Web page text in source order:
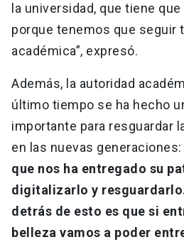
la universidad, que tiene
porque tenemos que seguir
académica”, expresó.
Además, la autoridad
último tiempo se ha hecho
importante para resguardar
en las nuevas generaciones:
que nos ha entregado su
digitalizarlo y
detrás de esto es que si
belleza vamos a poder